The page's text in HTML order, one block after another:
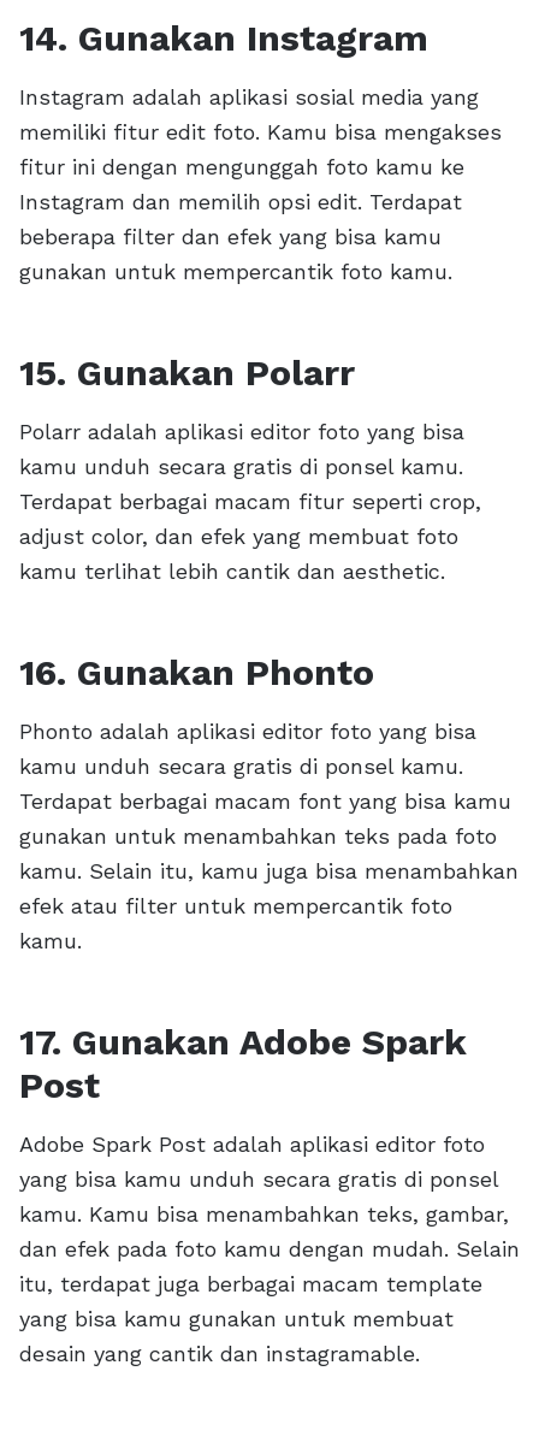
14. Gunakan Instagram
Instagram adalah aplikasi sosial media yang
memiliki fitur edit foto. Kamu bisa mengakses
fitur ini dengan mengunggah foto kamu ke
Instagram dan memilih opsi edit. Terdapat
beberapa filter dan efek yang bisa kamu
gunakan untuk mempercantik foto kamu.
15. Gunakan Polarr
Polarr adalah aplikasi editor foto yang bisa
kamu unduh secara gratis di ponsel kamu.
Terdapat berbagai macam fitur seperti crop,
adjust color, dan efek yang membuat foto
kamu terlihat lebih cantik dan aesthetic.
16. Gunakan Phonto
Phonto adalah aplikasi editor foto yang bisa
kamu unduh secara gratis di ponsel kamu.
Terdapat berbagai macam font yang bisa kamu
gunakan untuk menambahkan teks pada foto
kamu. Selain itu, kamu juga bisa menambahkan
efek atau filter untuk mempercantik foto
kamu.
17. Gunakan Adobe Spark
Post
Adobe Spark Post adalah aplikasi editor foto
yang bisa kamu unduh secara gratis di ponsel
kamu. Kamu bisa menambahkan teks, gambar,
dan efek pada foto kamu dengan mudah. Selain
itu, terdapat juga berbagai macam template
yang bisa kamu gunakan untuk membuat
desain yang cantik dan instagramable.